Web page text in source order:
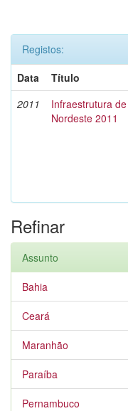
Registos:
Data
Título
2011
Infraestrutura
Nordeste 2011
Refinar
Assunto
Bahia
Ceará
Maranhão
Paraíba
Pernambuco